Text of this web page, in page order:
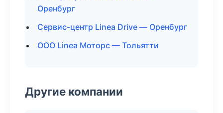
Оренбург
Сервис-центр Linea Drive — Оренбург
ООО Linea Моторс — Тольятти
Другие компании